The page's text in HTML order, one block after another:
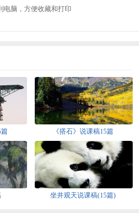
电脑，方便收藏和打印
《搭石》说课稿15篇
坐井观天说课稿(15篇)